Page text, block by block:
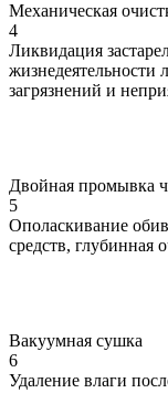
Механическая
4
Ликвидация
загрязнений и
Двойная промывка
5
Ополаскивание
средств, глубинная
Вакуумная сушка
6
Удаление влаги